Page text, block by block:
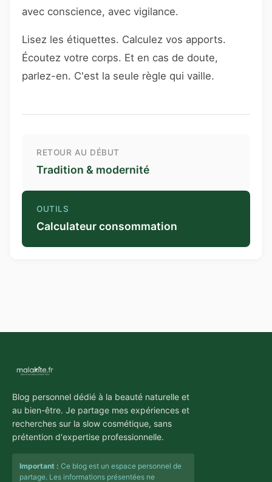
avec conscience, avec vigilance.
Lisez les étiquettes. Calculez vos apports.
Écoutez votre corps. Et en cas de doute,
parlez-en. C'est la seule règle qui vaille.
RETOUR AU DÉBUT
Tradition & modernité
OUTILS
Calculateur consommation
Blog personnel dédié à la beauté naturelle et
au bien-être. Je partage mes expériences et
recherches sur la slow cosmétique, sans
prétention d'expertise professionnelle.
Important : Ce blog est un espace personnel de
partage. Les informations présentées ne